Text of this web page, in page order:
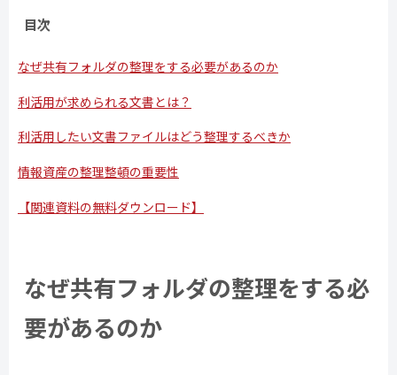
目次
なぜ共有フォルダの整理をする必要があるのか
利活用が求められる文書とは？
利活用したい文書ファイルはどう整理するべきか
情報資産の整理整頓の重要性
【関連資料の無料ダウンロード】
なぜ共有フォルダの整理をする必
要があるのか